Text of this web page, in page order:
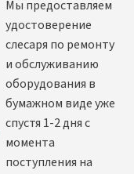
Мы предоставляем
удостоверение
слесаря по ремонту
и обслуживанию
оборудования в
бумажном виде уже
спустя 1-2 дня с
момента
поступления на